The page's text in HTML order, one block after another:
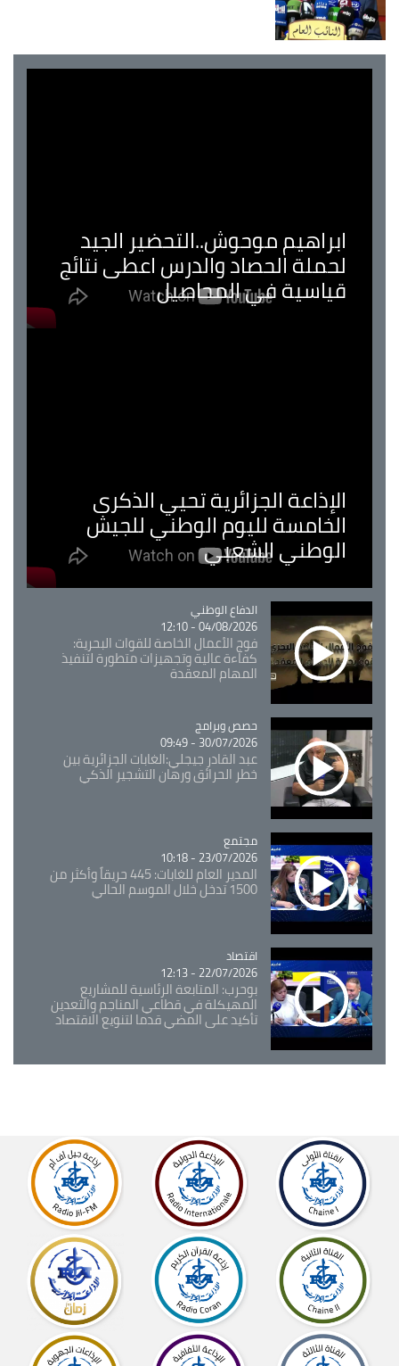
ابراهيم موحوش..التحضير الجيد
لحملة الحصاد والدرس اعطى نتائج
قياسية في المحاصيل
الإذاعة الجزائرية تحيي الذكرى
الخامسة لليوم الوطني للجيش
الوطني الشعبي
Catégorie
الدفاع الوطني
04/08/2026 - 12:10
فوج الأعمال الخاصة للقوات البحرية:
كفاءة عالية وتجهيزات متطورة لتنفيذ
المهام المعقدة
Catégorie
حصص وبرامج
30/07/2026 - 09:49
عبد القادر جيجلي:الغابات الجزائرية بين
خطر الحرائق ورهان التشجير الذكي
Catégorie
مجتمع
23/07/2026 - 10:18
المدير العام للغابات: 445 حريقاً وأكثر من
1500 تدخل خلال الموسم الحالي
Catégorie
اقتصاد
22/07/2026 - 12:13
بوحرب: المتابعة الرئاسية للمشاريع
المهيكلة في قطاعي المناجم والتعدين
تأكيد على المضي قدما لتنويع الاقتصاد